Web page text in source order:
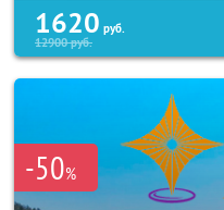
1620 руб.
12900руб.
-50%